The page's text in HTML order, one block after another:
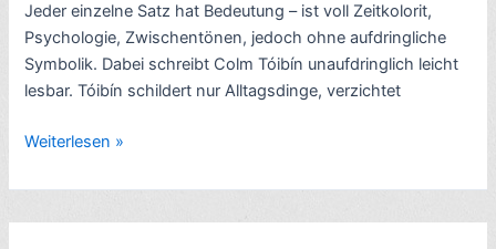
Jeder einzelne Satz hat Bedeutung – ist voll Zeitkolorit,
Psychologie, Zwischentönen, jedoch ohne aufdringliche
Symbolik. Dabei schreibt Colm Tóibín unaufdringlich leicht
lesbar. Tóibín schildert nur Alltagsdinge, verzichtet
Romankritik:
von
Colm
Weiterlesen »